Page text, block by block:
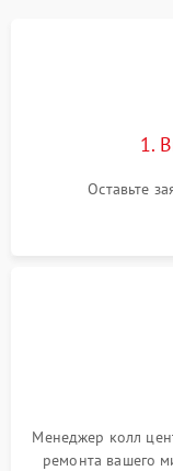
1.
Оставьте
Менеджер колл
ремонта вашего